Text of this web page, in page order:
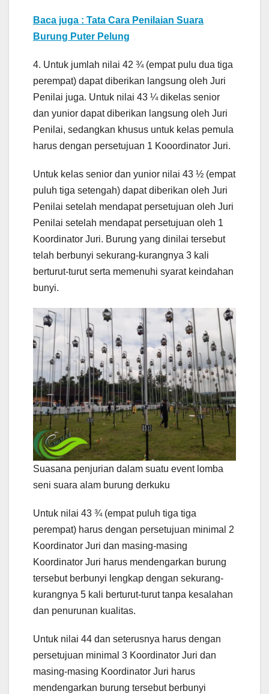
Baca juga : Tata Cara Penilaian Suara
Burung Puter Pelung
4. Untuk jumlah nilai 42 ¾ (empat pulu dua tiga
perempat) dapat diberikan langsung oleh Juri
Penilai juga. Untuk nilai 43 ¼ dikelas senior
dan yunior dapat diberikan langsung oleh Juri
Penilai, sedangkan khusus untuk kelas pemula
harus dengan persetujuan 1 Kooordinator Juri.
Untuk kelas senior dan yunior nilai 43 ½ (empat
puluh tiga setengah) dapat diberikan oleh Juri
Penilai setelah mendapat persetujuan oleh Juri
Penilai setelah mendapat persetujuan oleh 1
Koordinator Juri. Burung yang dinilai tersebut
telah berbunyi sekurang-kurangnya 3 kali
berturut-turut serta memenuhi syarat keindahan
bunyi.
Suasana penjurian dalam suatu event lomba
seni suara alam burung derkuku
Untuk nilai 43 ¾ (empat puluh tiga tiga
perempat) harus dengan persetujuan minimal 2
Koordinator Juri dan masing-masing
Koordinator Juri harus mendengarkan burung
tersebut berbunyi lengkap dengan sekurang-
kurangnya 5 kali berturut-turut tanpa kesalahan
dan penurunan kualitas.
Untuk nilai 44 dan seterusnya harus dengan
persetujuan minimal 3 Koordinator Juri dan
masing-masing Koordinator Juri harus
mendengarkan burung tersebut berbunyi